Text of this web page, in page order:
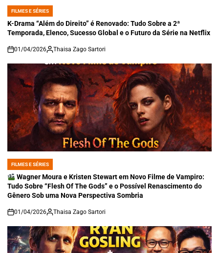
POSTED
IN
FILMES E SÉRIES
K-Drama “Além do Direito” é Renovado: Tudo Sobre a 2ª
Temporada, Elenco, Sucesso Global e o Futuro da Série na Netflix
on
01/04/2026 Thaisa Zago Sartori
POSTED
IN
FILMES E SÉRIES
Wagner Moura e Kristen Stewart em Novo Filme de Vampiro:
Tudo Sobre “Flesh Of The Gods” e o Possível Renascimento do
Gênero Sob uma Nova Perspectiva Sombria
on
01/04/2026 Thaisa Zago Sartori